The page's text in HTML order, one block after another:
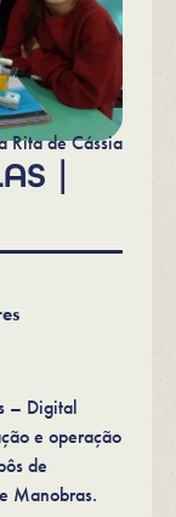
Rita de Cássia
|
– Digital
e operação
de
Manobras.